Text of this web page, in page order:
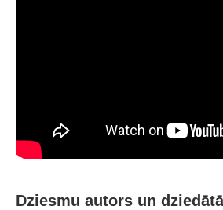
Dziesmu autors un